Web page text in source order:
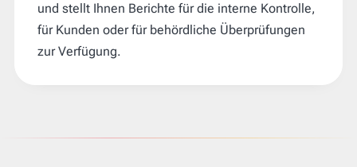
und stellt Ihnen Berichte für die interne Kontrolle,
für Kunden oder für behördliche Überprüfungen
zur Verfügung.